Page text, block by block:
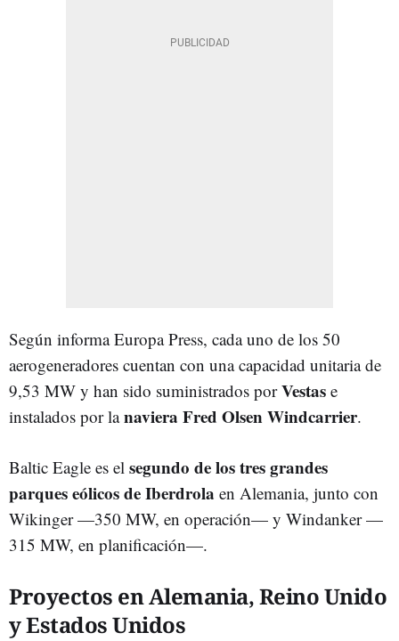
Según informa Europa Press, cada uno de los 50
aerogeneradores cuentan con una capacidad unitaria de
9,53 MW y han sido suministrados porVestas e
instalados por lanaviera Fred Olsen Windcarrier.
Baltic Eagle es el segundo de los tres grandes
parques eólicos de Iberdrola en Alemania, junto con
Wikinger—350 MW, en operación— y Windanker—
315 MW, en planificación—.
Proyectos en Alemania, Reino Unido
y Estados Unidos